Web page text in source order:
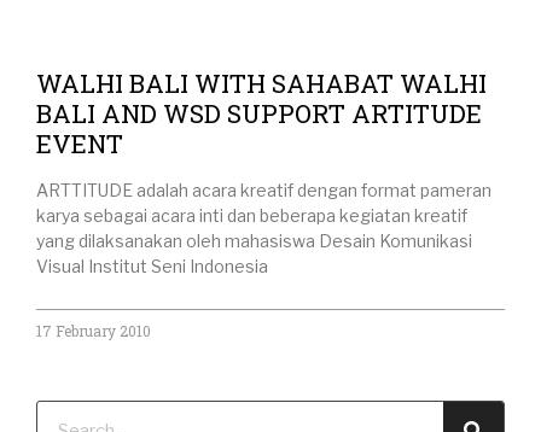
WALHI BALI WITH SAHABAT WALHI
BALI AND WSD SUPPORT ARTITUDE
EVENT
ARTTITUDE adalah acara kreatif dengan format pameran
karya sebagai acara inti dan beberapa kegiatan kreatif
yang dilaksanakan oleh mahasiswa Desain Komunikasi
Visual Institut Seni Indonesia
17 February 2010